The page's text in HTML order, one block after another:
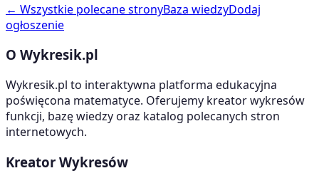
← Wszystkie polecane stronyBaza wiedzyDodaj
ogłoszenie
O Wykresik.pl
Wykresik.pl to interaktywna platforma edukacyjna
poświęcona matematyce. Oferujemy kreator wykresów
funkcji, bazę wiedzy oraz katalog polecanych stron
internetowych.
Kreator Wykresów